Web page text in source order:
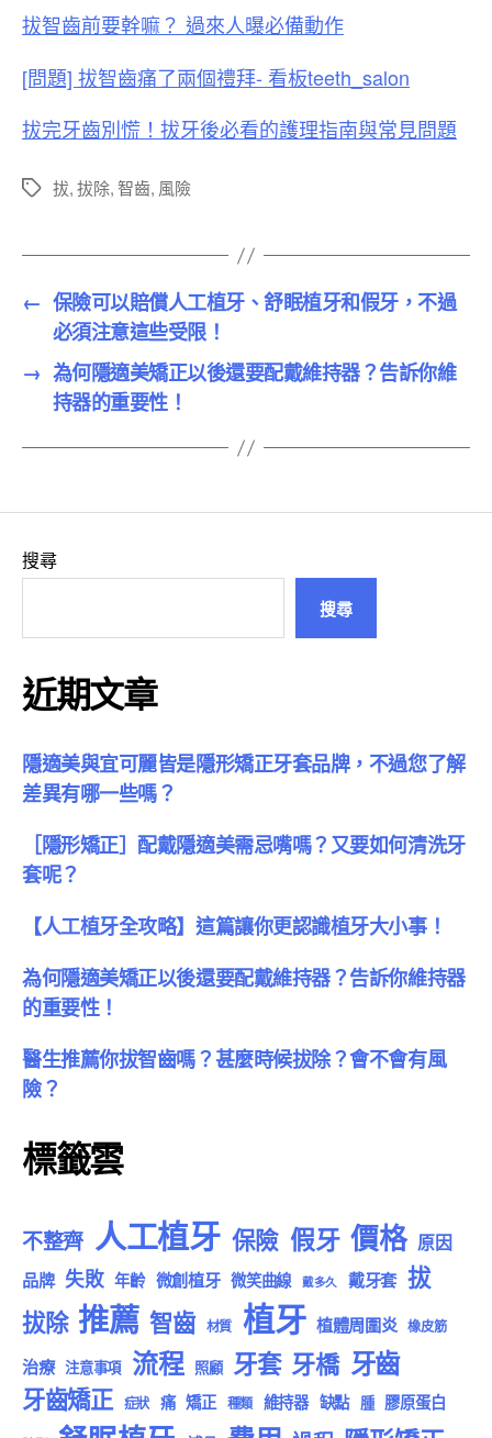
拔智齒前要幹嘛？ 過來人曝必備動作
[問題] 拔智齒痛了兩個禮拜- 看板teeth_salon
拔完牙齒別慌！拔牙後必看的護理指南與常見問題
標
拔,拔除,智齒, 風險
← 保險可以賠償人工植牙、舒眠植牙和假牙，不過
必須注意這些受限！
→ 為何隱適美矯正以後還要配戴維持器？告訴你維
持器的重要性！
搜尋
搜尋
近期文章
隱適美與宜可麗皆是隱形矯正牙套品牌，不過您了解
差異有哪一些嗎？
［隱形矯正］配戴隱適美需忌嘴嗎？又要如何清洗牙
套呢？
【人工植牙全攻略】這篇讓你更認識植牙大小事！
為何隱適美矯正以後還要配戴維持器？告訴你維持器
的重要性！
醫生推薦你拔智齒嗎？甚麼時候拔除？會不會有風
險？
標籤雲
不整齊 人工植牙 保險 假牙 價格 原因
品牌 失敗 年齡 微創植牙 微笑曲線 戴多久 戴牙套 拔
拔除 推薦 智齒 材質 植牙 植體周圍炎 橡皮筋
治療 注意事項 流程 照顧 牙套 牙橋 牙齒
牙齒矯正 症狀 痛 矯正 種類 維持器 缺點 腫 膠原蛋白